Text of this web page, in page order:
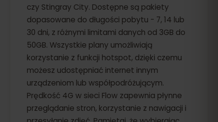
czy Stingray City. Dostępne są pakiety
dopasowane do długości pobytu - 7, 14 lub
30 dni, z różnymi limitami danych od 3GB do
50GB. Wszystkie plany umożliwiają
korzystanie z funkcji hotspot, dzięki czemu
możesz udostępniać internet innym
urządzeniom lub współpodróżującym.
Prędkość 4G w sieci Flow zapewnia płynne
przeglądanie stron, korzystanie z nawigacji i